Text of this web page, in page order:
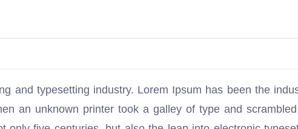
and typesetting industry. Lorem Ipsum has been the
an unknown printer took a galley of type and